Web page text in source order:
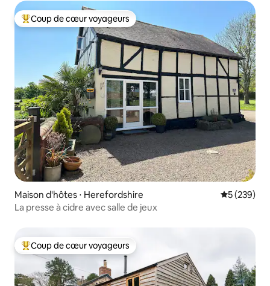
Coups de cœur voyageurs les plus appréciés
Coup de cœur voyageurs
Maison d'hôtes ⋅ Herefordshire Évaluation
5 (239)
La presse à cidre avec salle de jeux
Coups de cœur voyageurs les plus appréciés
Coup de cœur voyageurs